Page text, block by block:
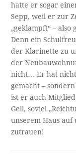
hatte er sogar
Sepp, weil er zur
„geklampft“ – also
Denn ein
der Klarinette zu
der
nicht… Er hat nicht
gemacht –
ist er auch
Gell, soviel
unserem Haus auf
zutrauen!